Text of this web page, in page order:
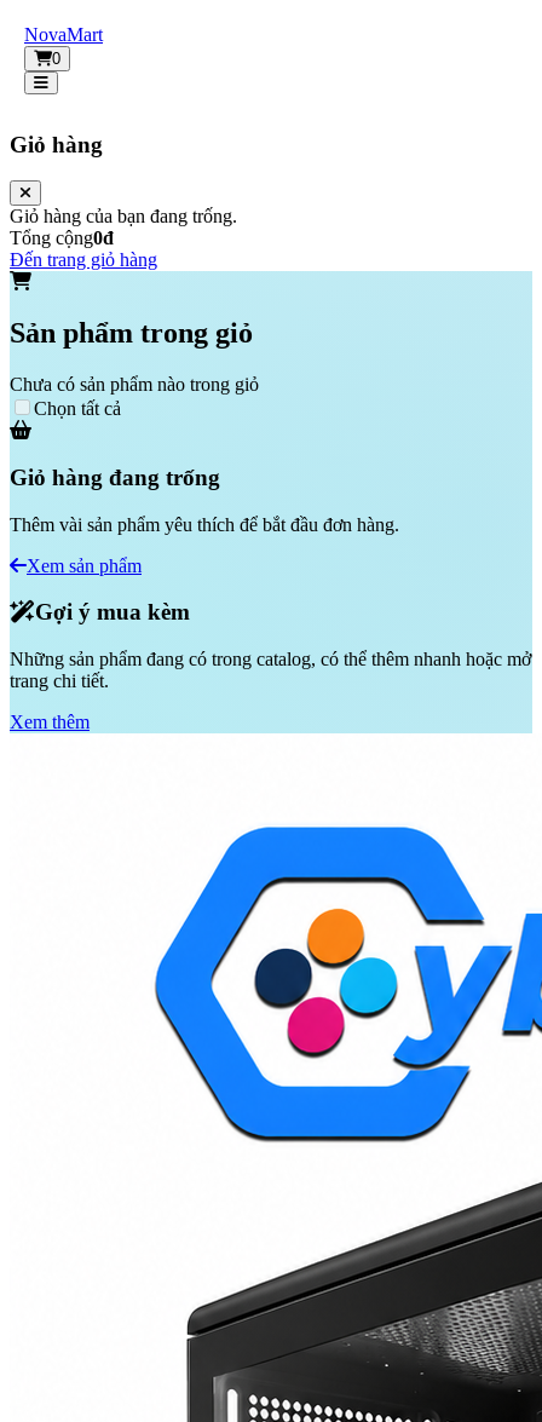
NovaMart
0
Giỏ hàng
Giỏ hàng của bạn đang trống.
Tổng cộng0đ
Đến trang giỏ hàng
Sản phẩm trong giỏ
Chưa có sản phẩm nào trong giỏ
Chọn tất cả
Giỏ hàng đang trống
Thêm vài sản phẩm yêu thích để bắt đầu đơn hàng.
Xem sản phẩm
Gợi ý mua kèm
Những sản phẩm đang có trong catalog, có thể thêm nhanh hoặc mở
trang chi tiết.
Xem thêm